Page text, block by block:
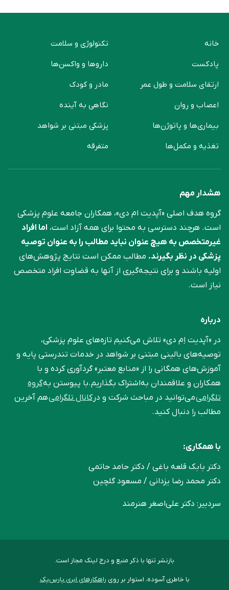
خانه
پادکست
ارتقای سلامت و طول عمر
اعصاب و روان
بیماری‌ها و پاتوژن‌ها
تغذیه و مکمل‌ها
تکنولوژی و سلامت
دارو‌ها و واکسن‌ها
مادر و کودک
نگاهی به آینده
پزشکی مبتنی بر شواهد
متفرقه
هشدار مهم
گروه هدف اصلی «آپدیت ام دی»، همکاران جامعه علوم ‌پزشکی
است. هرچند دسترسی به محتوا برای همه آزاد است، اما افراد
غیرمتخصص به هیچ عنوان نباید مطالب را به عنوان توصیه
پزشکی در نظر بگیرند. مطالب ممکن است نتایج پژوهش‌های
اولیه باشند و برای نتیجه‌گیری از آنها به قضاوت افراد متخصص
نیاز است.
درباره
در «آپدیت اِم دی» تلاش می‌کنیم تازه‌های علوم پزشکی،
توصیه‌های بالینی مبتنی بر شواهد در خدمات تندرستی پایه و
آموزش‌های همگانی را از «منابع معتبر» گردآوری کرده و با
همکاران و علاقمندان به‌اشتراک بگذاریم.با پیوستن بهگروه
تلگرامیمی‌توانید در مباحث شرکت و درکانال تلگرامیهم آخرین
مطالب را دنبال کنید.
با همکاری:
دکتر بابک قلعه‌ باغی / دکتر حامد حاتمی
دکتر محمد رضا یزدانی / مسعود گلچین
سردبیر: دکتر علی‌اصغر هنرمند
بازنشر تنها با ذکر منبع و درج لینک مجاز است.
با خاطری آسوده، استوار بر روی راهکارهای ابری پارس‌پک